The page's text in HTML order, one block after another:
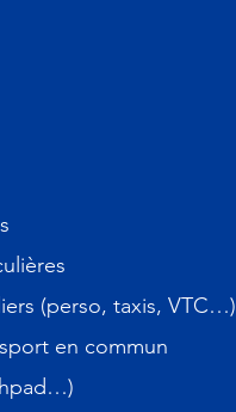
(perso, taxis, VTC…)
en commun